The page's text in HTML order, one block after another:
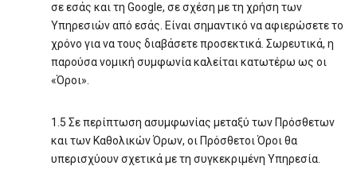
σε εσάς και τη Google, σε σχέση με τη χρήση των
Υπηρεσιών από εσάς. Είναι σημαντικό να αφιερώσετε το
χρόνο για να τους διαβάσετε προσεκτικά. Σωρευτικά, η
παρούσα νομική συμφωνία καλείται κατωτέρω ως οι
«Όροι».
1.5 Σε περίπτωση ασυμφωνίας μεταξύ των Πρόσθετων
και των Καθολικών Όρων, οι Πρόσθετοι Όροι θα
υπερισχύουν σχετικά με τη συγκεκριμένη Υπηρεσία.